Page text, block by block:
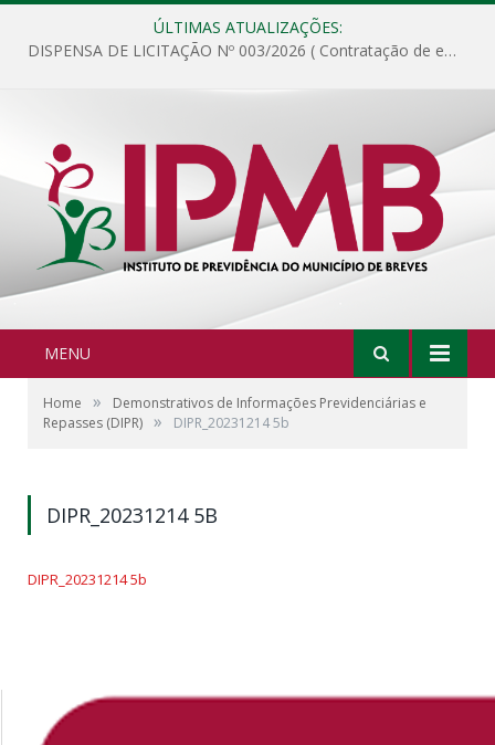
ÚLTIMAS ATUALIZAÇÕES:
DISPENSA DE LICITAÇÃO Nº 003/2026 ( Contratação de empresa para fornecimento de gêneros alimentícios não perecíveis, materiais de expediente, descartáveis, copa e cozinha, para análise e posterior publicação.)
MENU
Home »
Demonstrativos de Informações Previdenciárias e
Repasses (DIPR) » DIPR_20231214 5b
DIPR_20231214 5B
DIPR_20231214 5b